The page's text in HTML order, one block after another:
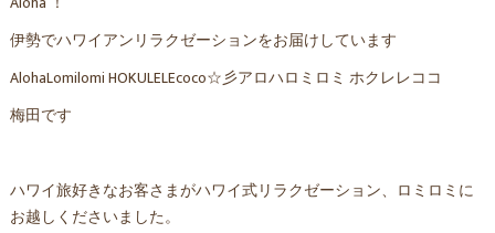
伊勢でハワイアンリラクゼーションをお届けしています
AlohaLomilomi HOKULELEcoco☆彡アロハロミロミ ホクレレココ
梅田です
ハワイ旅好きなお客さまがハワイ式リラクゼーション、ロミロミに
お越しくださいました。